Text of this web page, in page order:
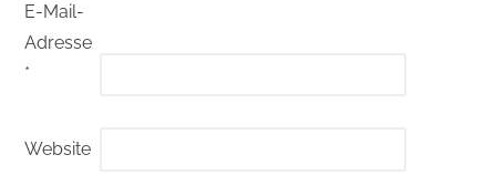
E-Mail-
Adresse
*
Website